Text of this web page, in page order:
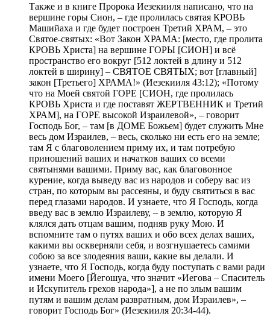
Также и в книге Пророка Иезекииля написано, что на
вершине горы Сион, – где пролилась святая КРОВЬ
Машийаха и где будет построен Третий ХРАМ, – это
Святое-святых: «Вот Закон ХРАМА: [место, где пролита
КРОВЬ Христа] на вершине ГОРЫ [СИОН] и всё
пространство его вокруг [512 локтей в длину и 512
локтей в ширину] – СВЯТОЕ СВЯТЫХ; вот [главный]
закон [Третьего] ХРАМА!» (Иезекииля 43:12); «Потому
что на Моей святой ГОРЕ [СИОН, где пролилась
КРОВЬ Христа и где поставят ЖЕРТВЕННИК и Третий
ХРАМ], на ГОРЕ высокой Израилевой», – говорит
Господь Бог, – там [в ДОМЕ Божьем] будет служить Мне
весь дом Израилев, – весь, сколько ни есть его на земле;
там Я с благоволением приму их, и там потребую
приношений ваших и начатков ваших со всеми
святынями вашими. Приму вас, как благовонное
курение, когда выведу вас из народов и соберу вас из
стран, по которым вы рассеяны, и буду святиться в вас
перед глазами народов. И узнаете, что Я Господь, когда
введу вас в землю Израилеву, – в землю, которую Я
клялся дать отцам вашим, подняв руку Мою. И
вспомните там о путях ваших и обо всех делах ваших,
какими вы оскверняли себя, и возгнушаетесь самими
собою за все злодеяния ваши, какие вы делали. И
узнаете, что Я Господь, когда буду поступать с вами ради
имени Моего [Йегошуа, что значит «Иегова – Спаситель
и Искупитель грехов народа»], а не по злым вашим
путям и вашим делам развратным, дом Израилев», –
говорит Господь Бог» (Иезекииля 20:34-44).